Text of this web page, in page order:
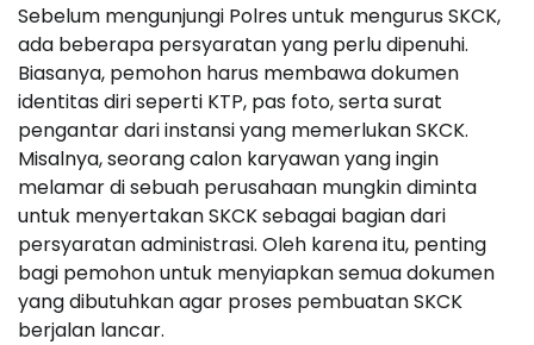
Sebelum mengunjungi Polres untuk mengurus SKCK,
ada beberapa persyaratan yang perlu dipenuhi.
Biasanya, pemohon harus membawa dokumen
identitas diri seperti KTP, pas foto, serta surat
pengantar dari instansi yang memerlukan SKCK.
Misalnya, seorang calon karyawan yang ingin
melamar di sebuah perusahaan mungkin diminta
untuk menyertakan SKCK sebagai bagian dari
persyaratan administrasi. Oleh karena itu, penting
bagi pemohon untuk menyiapkan semua dokumen
yang dibutuhkan agar proses pembuatan SKCK
berjalan lancar.